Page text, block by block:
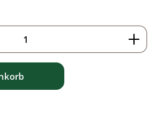
den gewünschten Wert ein